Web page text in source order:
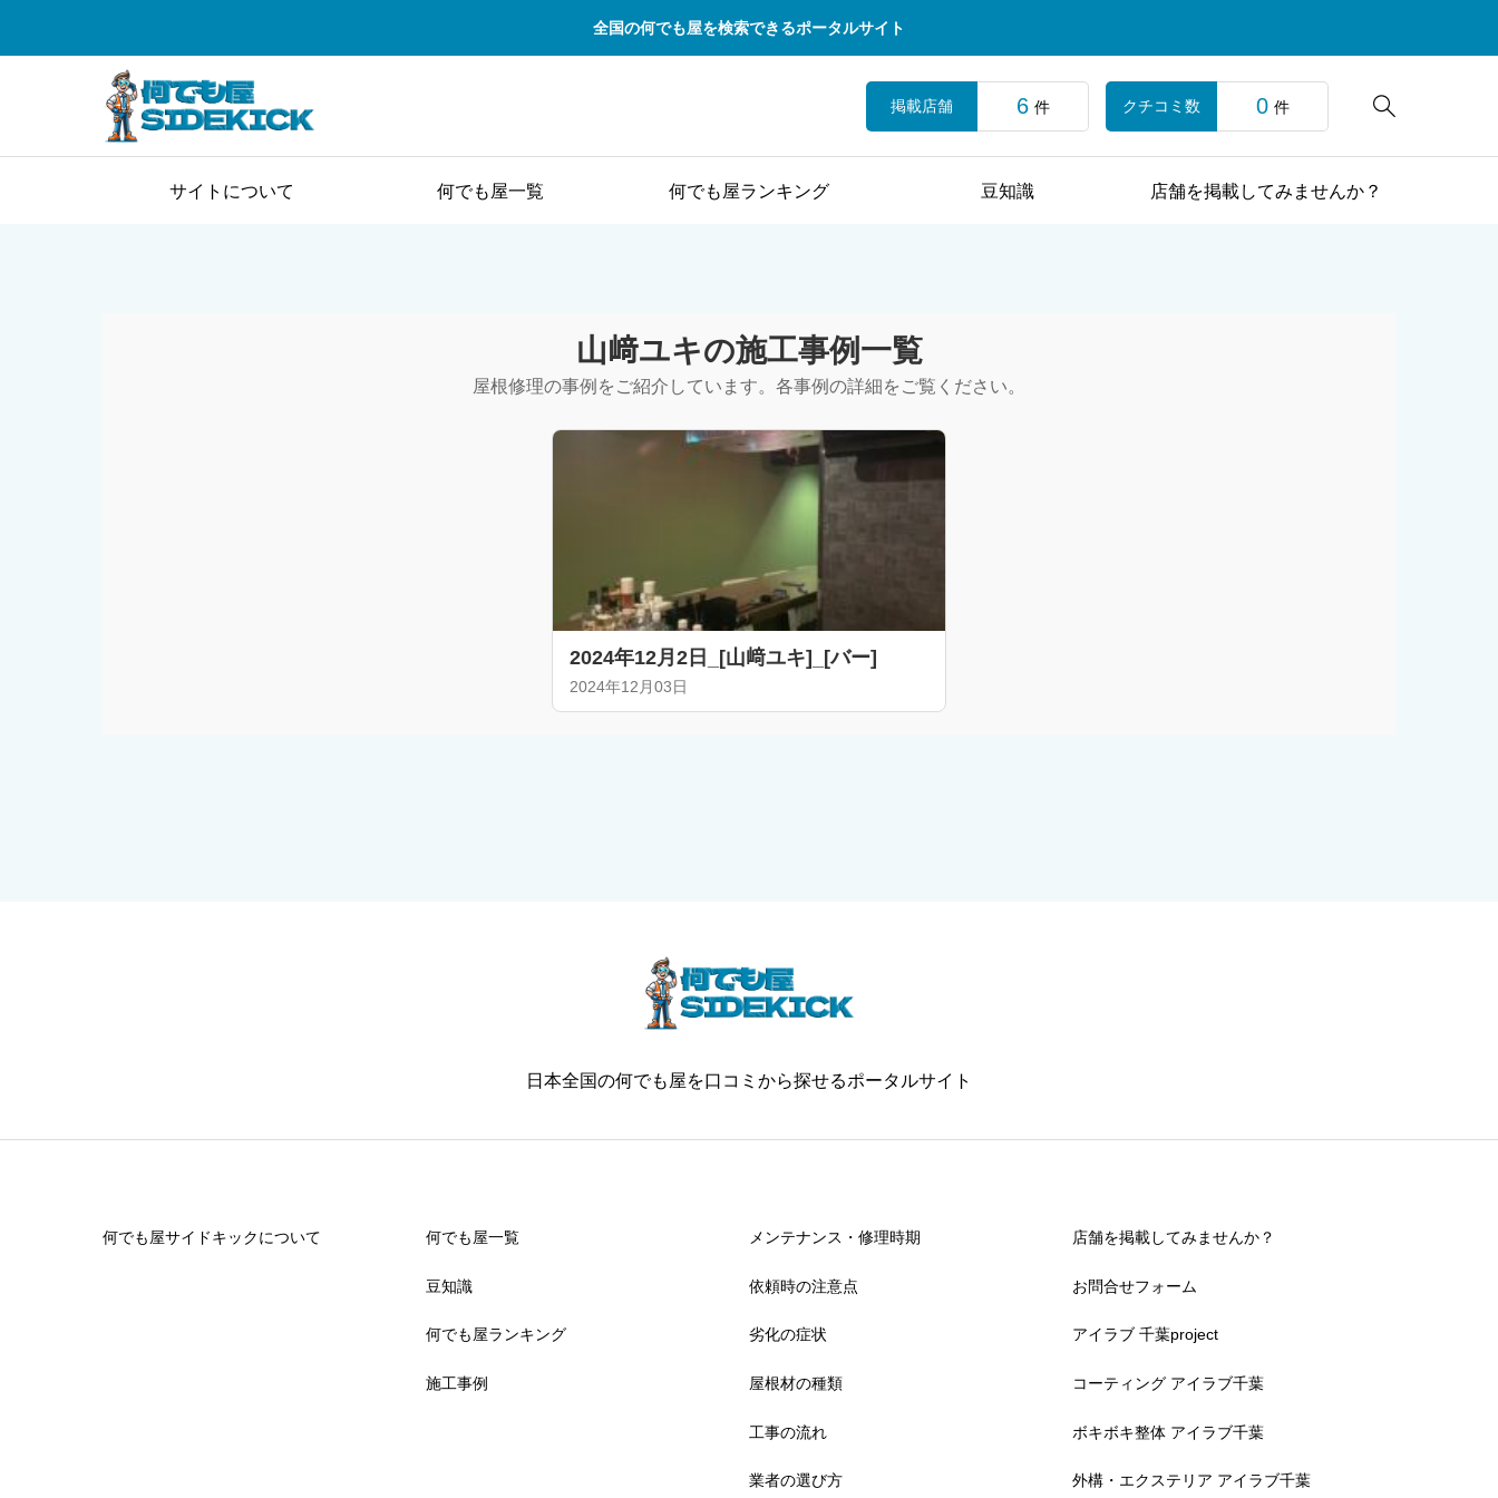
全国の何でも屋を検索できるポータルサイト

掲載店舗 6 件 クチコミ数 0 件
サイトについて 何でも屋一覧 何でも屋ランキング 豆知識 店舗を掲載してみませんか？
山﨑ユキの施工事例一覧
屋根修理の事例をご紹介しています。各事例の詳細をご覧ください。
2024年12月2日_[山﨑ユキ]_[バー]
2024年12月03日
日本全国の何でも屋を口コミから探せるポータルサイト
何でも屋サイドキックについて 何でも屋一覧
豆知識
何でも屋ランキング
施工事例
メンテナンス・修理時期
依頼時の注意点
劣化の症状
屋根材の種類
工事の流れ
業者の選び方
店舗を掲載してみませんか？
お問合せフォーム
アイラブ 千葉project
コーティング アイラブ千葉
ボキボキ整体 アイラブ千葉
外構・エクステリア アイラブ千葉